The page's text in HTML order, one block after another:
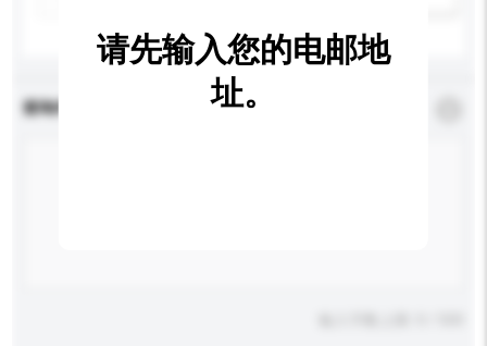
查询内容
请先输入您的电邮地
址。